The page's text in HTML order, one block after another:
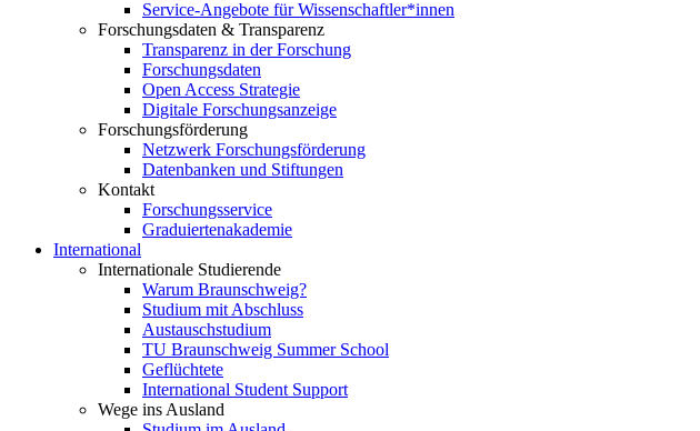
Service-Angebote für Wissenschaftler*innen
Forschungsdaten & Transparenz
Transparenz in der Forschung
Forschungsdaten
Open Access Strategie
Digitale Forschungsanzeige
Forschungsförderung
Netzwerk Forschungsförderung
Datenbanken und Stiftungen
Kontakt
Forschungsservice
Graduiertenakademie
International
Internationale Studierende
Warum Braunschweig?
Studium mit Abschluss
Austauschstudium
TU Braunschweig Summer School
Geflüchtete
International Student Support
Wege ins Ausland